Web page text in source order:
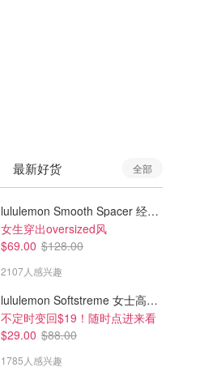
最新好货 全部
lululemon Smooth Spacer 经典卫衣
女生穿出oversized风
$69.00 $128.00
2107人感兴趣
lululemon Softstreme 女士高腰短裤 10cm
不定时变回$19！随时点进来看
$29.00 $88.00
1785人感兴趣